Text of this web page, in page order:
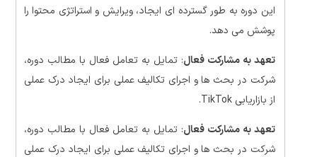
این دوره به طور گسترده ای ایجاد، ویرایش و استراتژی محتوا را
پوشش می دهد.
تعهد به مشارکت فعال: تمایل به تعامل فعال با مطالب دوره،
شرکت در بحث ها و اجرای تکالیف عملی برای ایجاد درک عملی
از بازاریابی TikTok.
تعهد به مشارکت فعال: تمایل به تعامل فعال با مطالب دوره،
شرکت در بحث ها و اجرای تکالیف عملی برای ایجاد درک عملی